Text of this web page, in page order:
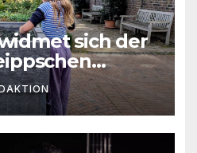
sich der